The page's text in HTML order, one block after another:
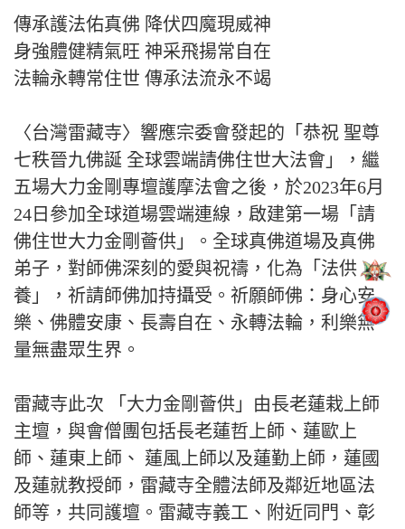
傳承護法佑真佛 降伏四魔現威神
身強體健精氣旺 神采飛揚常自在
法輪永轉常住世 傳承法流永不竭
〈台灣雷藏寺〉響應宗委會發起的「恭祝 聖尊
七秩晉九佛誕 全球雲端請佛住世大法會」，繼
五場大力金剛專壇護摩法會之後，於2023年6月
24日參加全球道場雲端連線，啟建第一場「請
佛住世大力金剛薈供」。全球真佛道場及真佛
弟子，對師佛深刻的愛與祝禱，化為「法供
養」，祈請師佛加持攝受。祈願師佛：身心安
樂、佛體安康、長壽自在、永轉法輪，利樂無
量無盡眾生界。
雷藏寺此次 「大力金剛薈供」由長老蓮栽上師
主壇，與會僧團包括長老蓮哲上師、蓮歐上
師、蓮東上師、 蓮風上師以及蓮勤上師，蓮國
及蓮就教授師，雷藏寺全體法師及鄰近地區法
師等，共同護壇。雷藏寺義工、附近同門、彰